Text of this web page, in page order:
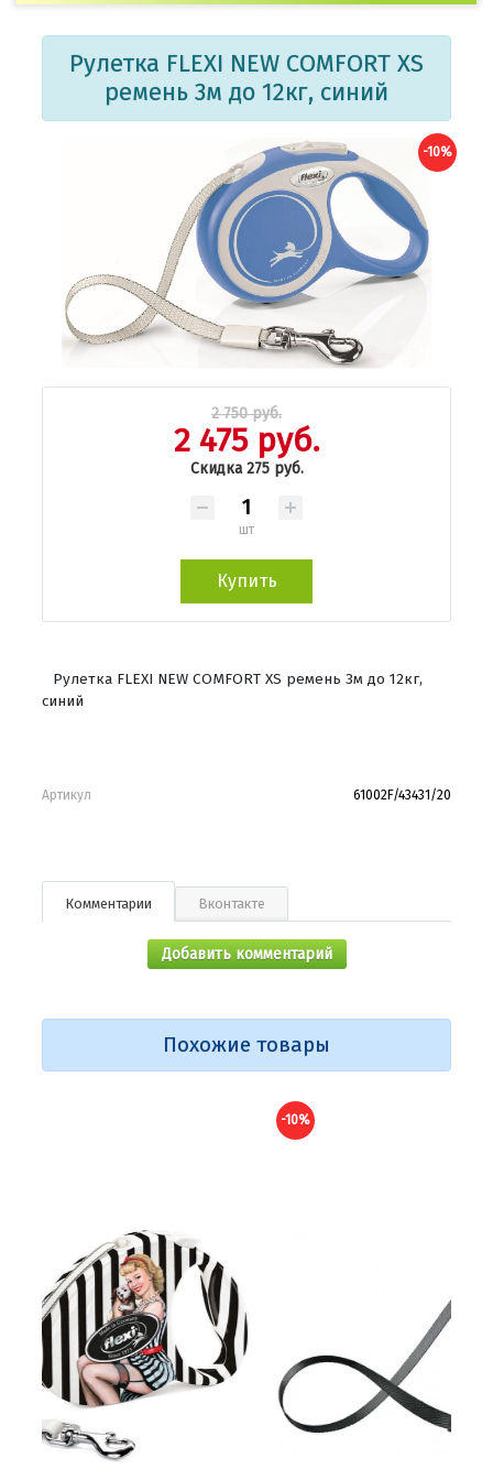
Рулетка FLEXI NEW COMFORT XS
ремень 3м до 12кг, синий
-10%
2 750 руб.
2 475 руб.
Скидка 275 руб.
шт
Купить
Рулетка FLEXI NEW COMFORT XS ремень 3м до 12кг,
синий
Артикул 61002F/43431/20
Комментарии Вконтакте
Добавить комментарий
Похожие товары